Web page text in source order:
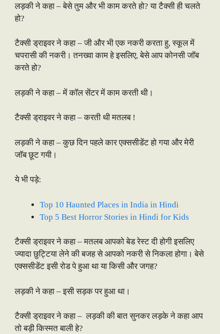
लड़की ने कहा – बेसे तुम और भी काम करते हो? या टैक्सी ही चलते
हो?
टैक्सी ड्राइवर ने कहा – जी और भी एक नकरी करता हु, स्कूल में
चपरासी की नकरी। तनख्वा काम हे इसलिए, बेसे आप कोनसी जॉब
करते हो?
लड़की ने कहा – में कॉल सेंटर में काम करती थी।
टैक्सी ड्राइवर ने कहा – करती थी मतलब !
लड़की ने कहा – कुछ दिन पहले कार एक्ससीडेंट हो गया और मेरी
जॉब छूट गयी।
ये भी पड़े:
Top 10 Haunted Places in India in Hindi
Top 5 Best Horror Stories in Hindi for Kids
टैक्सी ड्राइवर ने कहा – मतलब आपको बेड रेस्ट दी होगी इसलिए
ज्यादा छुट्टिया लेने की बजह से आपको नकरी से निकला होगा। बेसे
एक्ससीडेंट इसी रोड पे हुआ था या किसी और जगह?
लड़की ने कहा – इसी सड़क पर हुआ था।
टैक्सी ड्राइवर ने कहा – लड़की की बात सुनकर लड़के ने कहा आप
तो बड़ी किस्मत बाली हे?